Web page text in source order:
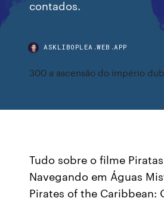
contados.
ASKLIBOPLEA.WEB.APP
300 a ascensão do império
Tudo sobre o filme
Navegando em Águas
Pirates of the Caribbean: